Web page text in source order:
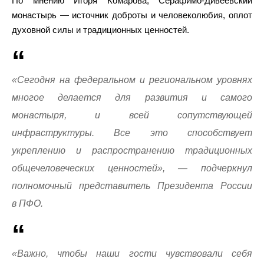
монастырь — источник доброты и человеколюбия, оплот
духовной силы и традиционных ценностей.
«Сегодня на федеральном и региональном уровнях
многое делается для развития и самого
монастыря, и всей сопутствующей
инфраструктуры. Все это способствует
укреплению и распространению традиционных
общечеловеческих ценностей», — подчеркнул
полномочный представитель Президента России
в ПФО.
«Важно, чтобы наши гости чувствовали себя